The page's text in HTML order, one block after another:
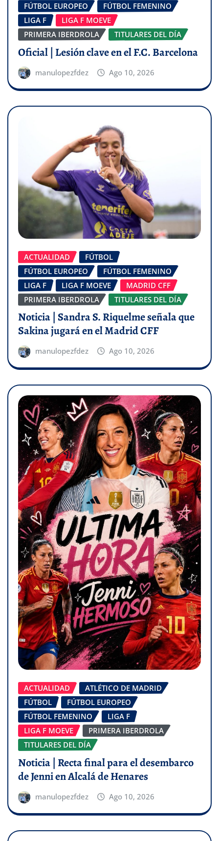
FÚTBOL EUROPEO
FÚTBOL FEMENINO
LIGA F
LIGA F MOEVE
PRIMERA IBERDROLA
TITULARES DEL DÍA
Oficial | Lesión clave en el F.C. Barcelona
manulopezfdez Ago 10, 2026
ACTUALIDAD
FÚTBOL
FÚTBOL EUROPEO
FÚTBOL FEMENINO
LIGA F
LIGA F MOEVE
MADRID CFF
PRIMERA IBERDROLA
TITULARES DEL DÍA
Noticia | Sandra S. Riquelme señala que
Sakina jugará en el Madrid CFF
manulopezfdez Ago 10, 2026
ACTUALIDAD
ATLÉTICO DE MADRID
FÚTBOL
FÚTBOL EUROPEO
FÚTBOL FEMENINO
LIGA F
LIGA F MOEVE
PRIMERA IBERDROLA
TITULARES DEL DÍA
Noticia | Recta final para el desembarco
de Jenni en Alcalá de Henares
manulopezfdez Ago 10, 2026